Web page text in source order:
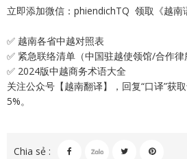
立即添加微信：phiendichTQ 领取《越南
✅ 越南各省中越对照表
✅ 紧急联络清单（中国驻越使领馆/合作律
✅ 2024版中越商务术语大全
关注公众号【越南翻译】，回复“口译”获
5%。
Chia sẻ :